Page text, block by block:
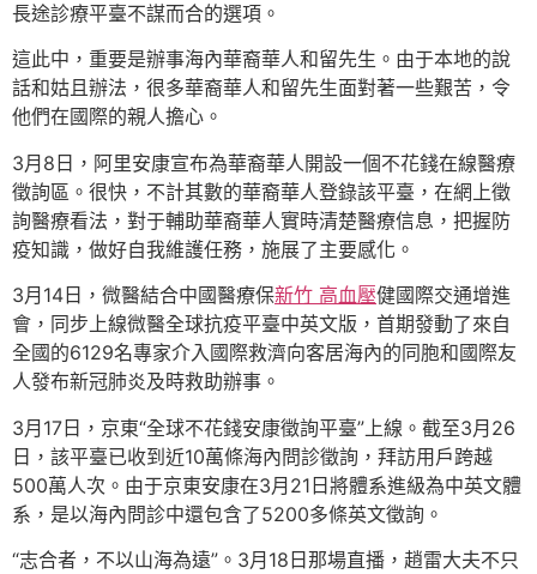
長途診療平臺不謀而合的選項。
這此中，重要是辦事海內華裔華人和留先生。由于本地的說
話和姑且辦法，很多華裔華人和留先生面對著一些艱苦，令
他們在國際的親人擔心。
3月8日，阿里安康宣布為華裔華人開設一個不花錢在線醫療
徵詢區。很快，不計其數的華裔華人登錄該平臺，在網上徵
詢醫療看法，對于輔助華裔華人實時清楚醫療信息，把握防
疫知識，做好自我維護任務，施展了主要感化。
3月14日，微醫結合中國醫療保新竹 高血壓健國際交通增進
會，同步上線微醫全球抗疫平臺中英文版，首期發動了來自
全國的6129名專家介入國際救濟向客居海內的同胞和國際友
人發布新冠肺炎及時救助辦事。
3月17日，京東“全球不花錢安康徵詢平臺”上線。截至3月26
日，該平臺已收到近10萬條海內問診徵詢，拜訪用戶跨越
500萬人次。由于京東安康在3月21日將體系進級為中英文體
系，是以海內問診中還包含了5200多條英文徵詢。
“志合者，不以山海為遠”。3月18日那場直播，趙雷大夫不只